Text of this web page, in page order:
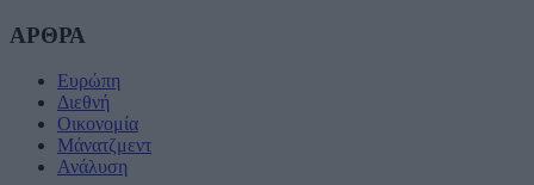
ΑΡΘΡΑ
Ευρώπη
Διεθνή
Οικονομία
Μάνατζμεντ
Ανάλυση